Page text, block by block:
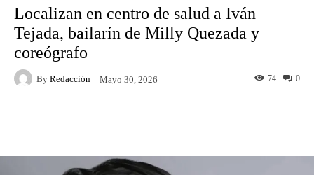
Localizan en centro de salud a Iván
Tejada, bailarín de Milly Quezada y
coreógrafo
By Redacción Mayo 30, 2026 0
74